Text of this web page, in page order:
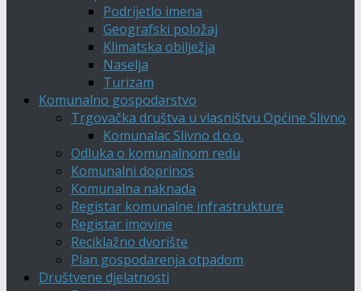
Podrijetlo imena
Geografski položaj
Klimatska obilježja
Naselja
Turizam
Komunalno gospodarstvo
Trgovačka društva u vlasništvu Općine Slivno
Komunalac Slivno d.o.o.
Odluka o komunalnom redu
Komunalni doprinos
Komunalna naknada
Registar komunalne infrastrukture
Registar imovine
Reciklažno dvorište
Plan gospodarenja otpadom
Društvene djelatnosti